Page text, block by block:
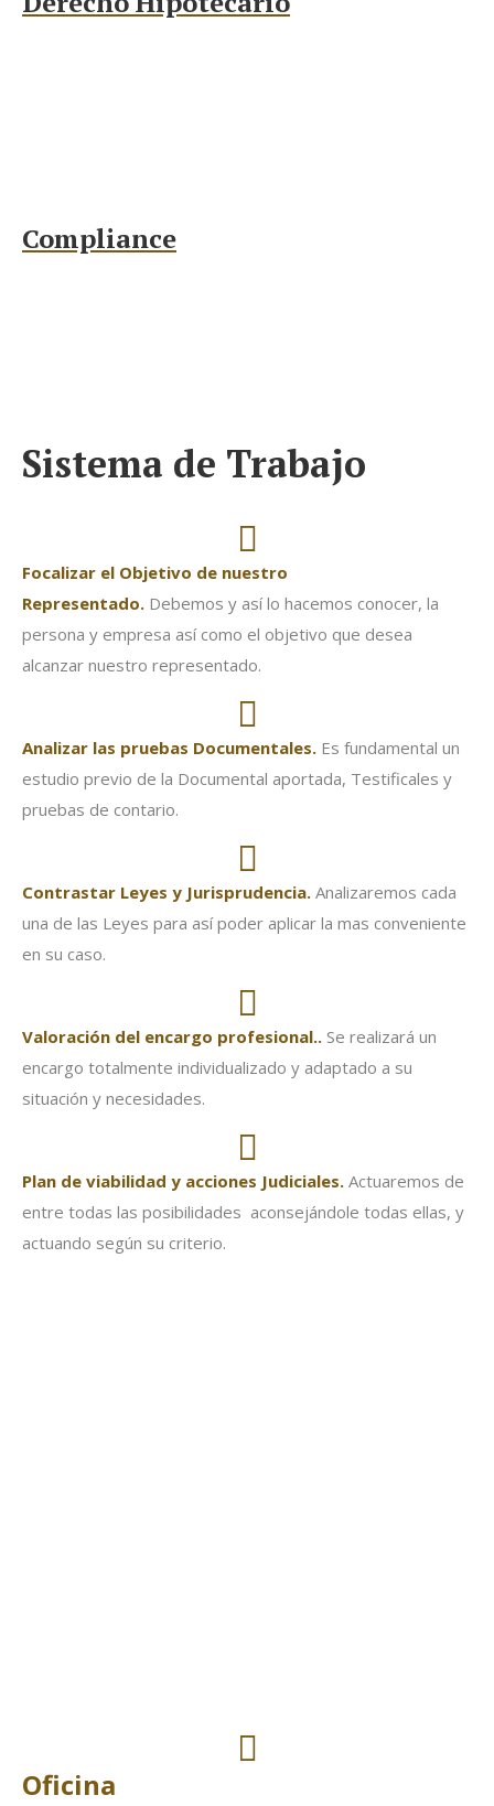
Compliance
Sistema de Trabajo
Focalizar el Objetivo de nuestro
Representado. Debemos y así lo hacemos conocer, la
persona y empresa así como el objetivo que desea
alcanzar nuestro representado.
Analizar las pruebas Documentales. Es fundamental un
estudio previo de la Documental aportada, Testificales y
pruebas de contario.
Contrastar Leyes y Jurisprudencia. Analizaremos cada
una de las Leyes para así poder aplicar la mas conveniente
en su caso.
Valoración del encargo profesional.. Se realizará un
encargo totalmente individualizado y adaptado a su
situación y necesidades.
Plan de viabilidad y acciones Judiciales. Actuaremos de
entre todas las posibilidades aconsejándole todas ellas, y
actuando según su criterio.
Oficina